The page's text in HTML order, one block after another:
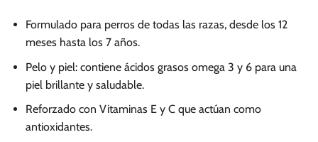
Formulado para perros de todas las razas, desde los 12
meses hasta los 7 años.
Pelo y piel: contiene ácidos grasos omega 3 y 6 para una
piel brillante y saludable.
Reforzado con Vitaminas E y C que actúan como
antioxidantes.